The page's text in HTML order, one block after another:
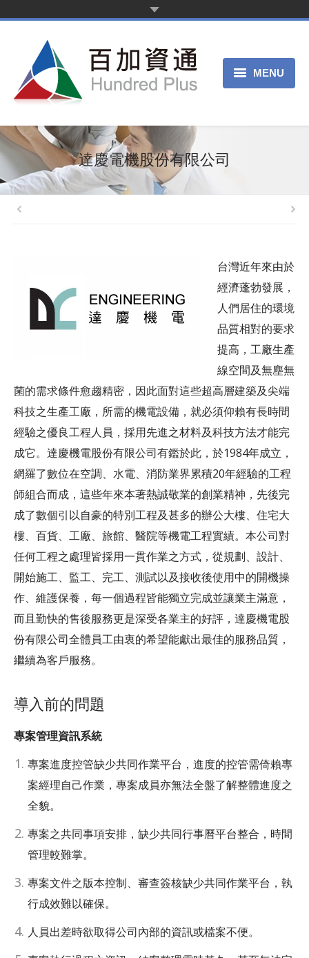
MENU
新聞中心
產品服務
客服中心
達慶電機股份有限公司
台灣近年來由於
經濟蓬勃發展，
人們居住的環境
品質相對的要求
提高，工廠生產
線空間及無塵無
菌的需求條件愈趨精密，因此面對這些超高層建築及尖端
科技之生產工廠，所需的機電設備，就必須仰賴有長時間
經驗之優良工程人員，採用先進之材料及科技方法才能完
成它。達慶機電股份有限公司有鑑於此，於1984年成立，
網羅了數位在空調、水電、消防業界累積20年經驗的工程
師組合而成，這些年來本著熱誠敬業的創業精神，先後完
成了數個引以自豪的特別工程及甚多的辦公大樓、住宅大
樓、百貨、工廠、旅館、醫院等機電工程實績。本公司對
任何工程之處理皆採用一貫作業之方式，從規劃、設計、
開始施工、監工、完工、測試以及接收後使用中的開機操
作、維護保養，每一個過程皆能獨立完成並讓業主滿意，
而且勤快的售後服務更是深受各業主的好評，達慶機電股
份有限公司全體員工由衷的希望能獻出最佳的服務品質，
繼續為客戶服務。
導入前的問題
專案管理資訊系統
專案進度控管缺少共同作業平台，進度的控管需倚賴專
案經理自己作業，專案成員亦無法全盤了解整體進度之
全貌。
專案之共同事項安排，缺少共同行事曆平台整合，時間
管理較難掌。
專案文件之版本控制、審查簽核缺少共同作業平台，執
行成效難以確保。
人員出差時欲取得公司內部的資訊或檔案不便。